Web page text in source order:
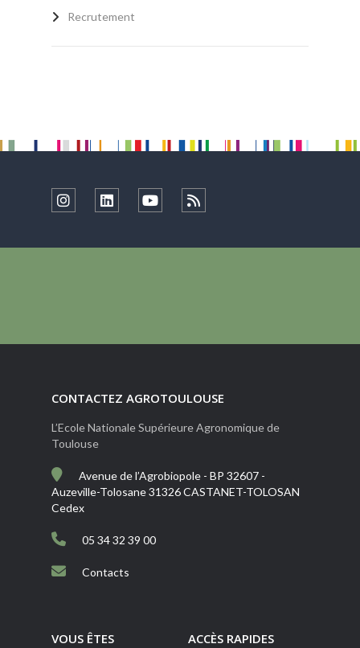
Recrutement
CONTACTEZ AGROTOULOUSE
L’Ecole Nationale Supérieure Agronomique de
Toulouse
Avenue de l’Agrobiopole - BP 32607 -
Auzeville-Tolosane 31326 CASTANET-TOLOSAN
Cedex
05 34 32 39 00
Contacts
VOUS ÊTES ACCÈS RAPIDES